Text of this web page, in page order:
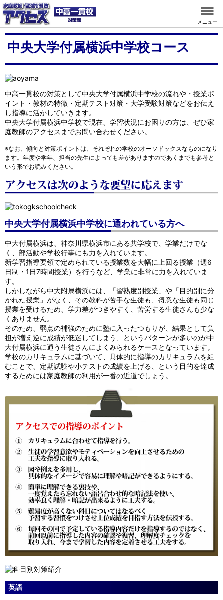
メニュー
中央大学付属横浜中学校コース
中高一貫校の対策として中央大学付属横浜中学校の流れや・授業ポ
イント・教材の特徴・定期テスト対策・大学受験対策などをお伝え
し指導に活かしていきます。
中央大学付属横浜中学校で現在、学習状況にお困りの方は、ぜひ家
庭教師のアクセスまでお問い合わせください。
※なお、傾向と対策ポイントは、それぞれの学校のオーソドックスなものになり
ます。年度や学年、担当の先生によっても差がありますのであくまでも参考と
いう形でお読みください。
中央大学付属横浜中学校に通われている方へ
中大付属横浜は、神奈川県横浜市にある共学校で、学業だけでな
く、部活動や学校行事にも力を入れています。
新学習指導要領で定められている授業数を大幅に上回る授業（週6
日制・1日7時間授業）を行うなど、学業に非常に力を入れていま
す。
しかしながら中大附属横浜には、「習熟度別授業」や「目的別に分
かれた授業」がなく、その教科が苦手な生徒も、得意な生徒も同じ
授業を受けるため、学力差がつきやすく、苦労する生徒さんも少な
くありません。
そのため、弱点の補強のために塾に入ったつもりが、結果として負
担が増え逆に成績が低迷してしまう、というパターンが多いのが中
大付属横浜に通う生徒さんによくみられるケースとなっています。
学校のカリキュラムに基づいて、具体的に指導のカリキュラムを組
むことで、定期試験や小テストの成績を上げる、という目的を達成
するためには家庭教師の利用が一番の近道でしょう。
英語